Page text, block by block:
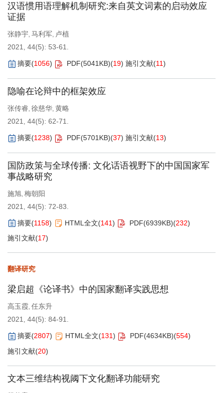
汉语惯用语理解机制研究:来自英文词素的启动效应
证据
张静宇, 马利军, 卢植
2021, 44(5): 53-61.
摘要(1056) PDF(5041KB)(19) 施引文献(11)
隐喻在论辩中的框架效应
张传睿 徐慈华 黄略
2021, 44(5): 62-71.
摘要(1238) PDF(5701KB)(37) 施引文献(13)
国防政策与全球传播: 文化话语视野下的中国国家军
事战略研究
施旭 梅朝阳
2021, 44(5): 72-83.
摘要(1158) HTML全文(141) PDF(6939KB)(232)
施引文献(17)
翻译研究
梁启超《论译书》中的国家翻译实践思想
高玉霞, 任东升
2021, 44(5): 84-91.
摘要(2807) HTML全文(131) PDF(4634KB)(554)
施引文献(20)
文本三维结构视阈下文化翻译功能研究